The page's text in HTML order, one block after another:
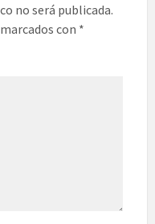
no será publicada.
con *